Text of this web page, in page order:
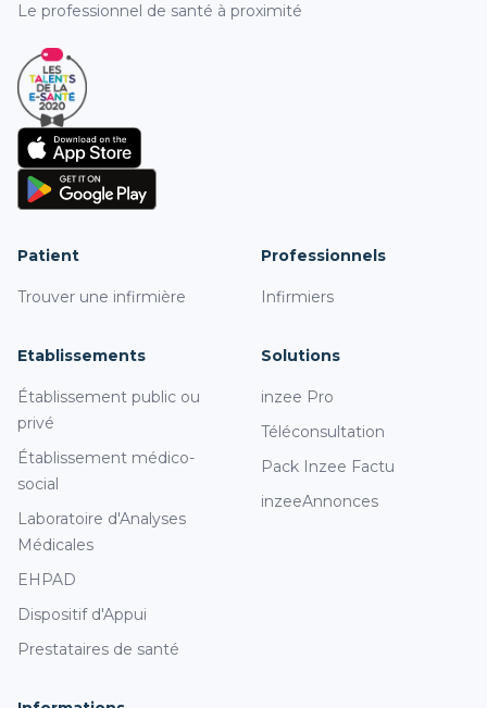
Le professionnel de santé à proximité
Patient
Trouver une infirmière
Professionnels
Infirmiers
Etablissements
Établissement public ou
privé
Établissement médico-
social
Laboratoire d'Analyses
Médicales
EHPAD
Dispositif d'Appui
Prestataires de santé
Solutions
inzee Pro
Téléconsultation
Pack Inzee Factu
inzeeAnnonces